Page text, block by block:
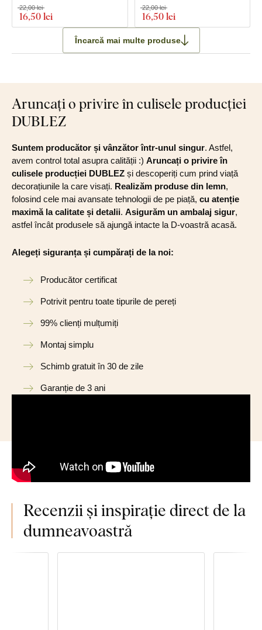
16,50 lei
22,00 lei
16,50 lei
22,00 lei
Încarcă mai multe produse
Aruncați o privire în culisele producției
DUBLEZ
Suntem producător și vânzător într-unul singur. Astfel,
avem control total asupra calității :) Aruncați o privire în
culisele producției DUBLEZ și descoperiți cum prind viață
decorațiunile la care visați. Realizăm produse din lemn,
folosind cele mai avansate tehnologii de pe piață, cu atenție
maximă la calitate și detalii. Asigurăm un ambalaj sigur,
astfel încât produsele să ajungă intacte la D-voastră acasă.
Alegeți siguranța și cumpărați de la noi:
Producător certificat
Potrivit pentru toate tipurile de pereți
99% clienți mulțumiți
Montaj simplu
Schimb gratuit în 30 de zile
Garanție de 3 ani
Recenzii și inspirație direct de la
dumneavoastră